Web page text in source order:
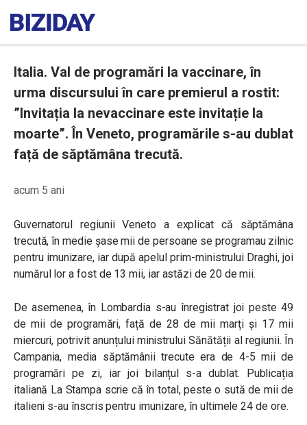
Italia. Val de programări la vaccinare, în
urma discursului în care premierul a rostit:
”Invitația la nevaccinare este invitație la
moarte”. În Veneto, programările s-au dublat
față de săptămâna trecută.
acum 5 ani
Guvernatorul regiunii Veneto a explicat că săptămâna
trecută, în medie șase mii de persoane se programau zilnic
pentru imunizare, iar după apelul prim-ministrului Draghi, joi
numărul lor a fost de 13 mii, iar astăzi de 20 de mii.
De asemenea, în Lombardia s-au înregistrat joi peste 49
de mii de programări, față de 28 de mii marți și 17 mii
miercuri, potrivit anunțului ministrului Sănătății al regiunii. În
Campania, media săptămânii trecute era de 4-5 mii de
programări pe zi, iar joi bilanțul s-a dublat. Publicația
italiană La Stampa scrie că în total, peste o sută de mii de
italieni s-au înscris pentru imunizare, în ultimele 24 de ore.